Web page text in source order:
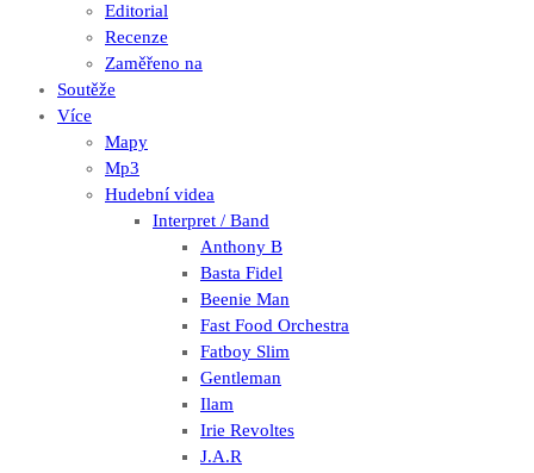
Editorial
Recenze
Zaměřeno na
Soutěže
Více
Mapy
Mp3
Hudební videa
Interpret / Band
Anthony B
Basta Fidel
Beenie Man
Fast Food Orchestra
Fatboy Slim
Gentleman
Ilam
Irie Revoltes
J.A.R